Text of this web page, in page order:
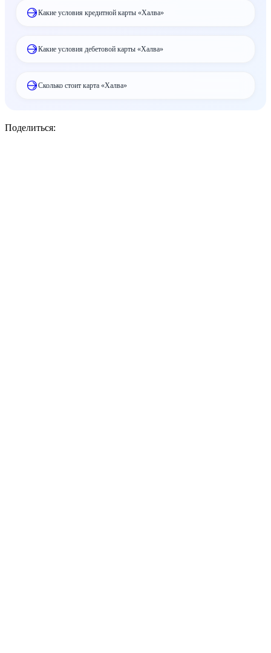
Какие условия кредитной карты «Халва»
Какие условия дебетовой карты «Халва»
Сколько стоит карта «Халва»
Поделиться: